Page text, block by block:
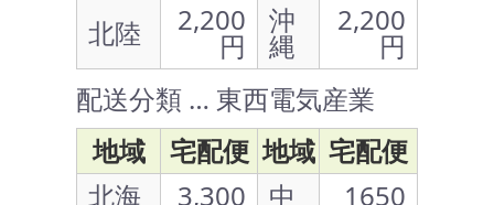
北陸
2,200
円
沖
縄
2,200
円
配送分類 … 東西電気産業
地域
宅配便 地域 宅配便
北海
3,300 中 1650